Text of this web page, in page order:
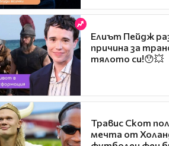
Елиът Пейдж
причина за
тялото си!😯💥
Травис Скот
мечта от